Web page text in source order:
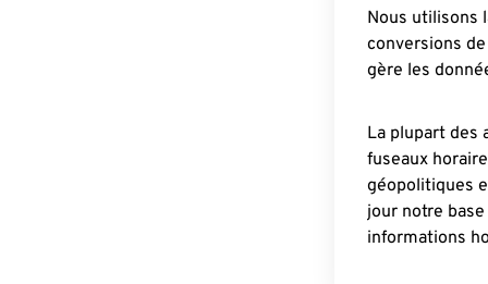
Nous utilisons
conversions
gère les
La plupart des
fuseaux
géopolitiques
jour notre
informations